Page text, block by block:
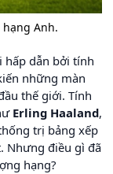
Anh.
hấp dẫn bởi tính
những màn
thế giới. Tính
Erling Haaland,
trị bảng xếp
Nhưng điều gì đã
hạng?